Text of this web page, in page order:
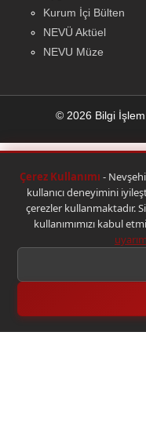
Çerez Kullanımı -
kullanıcı deneyimini
çerezler kullanmaktadır.
kullanımımızı kabul
Kurum İçi Bülten
NEVÜ Aktüel
NEVU Müze
© 2026 Bilgi İşlem